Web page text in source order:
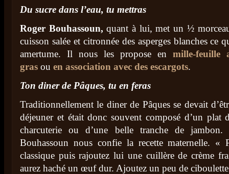
Du sucre dans l’eau, tu mettras
Roger Bouhassoun, quant à lui, met un ½
cuisson salée et citronnée des asperges blanches ce
amertume. Il nous les propose en mille-feuille
gras ou en association avec des escargots.
Ton diner de Pâques, tu en feras
Traditionnellement le diner de Pâques se devait
déjeuner et était donc souvent composé d’un plat
charcuterie ou d’une belle tranche de
Bouhassoun nous confie la recette maternelle. «
classique puis rajoutez lui une cuillère de crème
aurez haché un œuf dur. Ajoutez un peu de